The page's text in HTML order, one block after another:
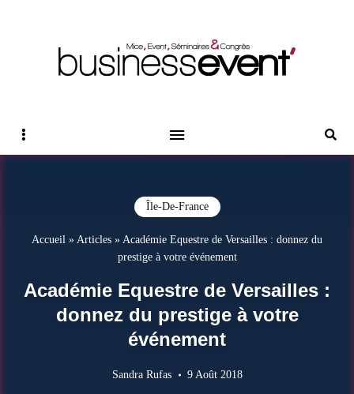
Sidebar
Île-De-France
Accueil » Articles » Académie Equestre de Versailles : donnez du
prestige à votre événement
Académie Equestre de Versailles :
donnez du prestige à votre
événement
Sandra Rufas 9 Août 2018